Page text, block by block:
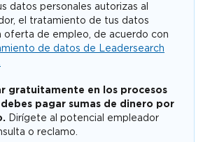
datos personales autorizas al
el tratamiento de tus datos
oferta de empleo, de acuerdo con
de datos de Leadersearch
gratuitamente en los procesos
pagar sumas de dinero por
Dirígete al potencial empleador
o reclamo.